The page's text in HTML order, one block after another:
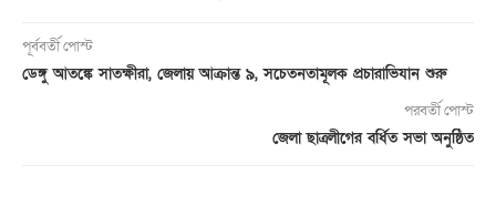
পূর্ববর্তী পোস্ট
ডেঙ্গু আতঙ্কে সাতক্ষীরা, জেলায় আক্রান্ত ৯, সচেতনতামূলক প্রচারাভিযান শুরু
পরবর্তী পোস্ট
জেলা ছাত্রলীগের বর্ধিত সভা অনুষ্ঠিত